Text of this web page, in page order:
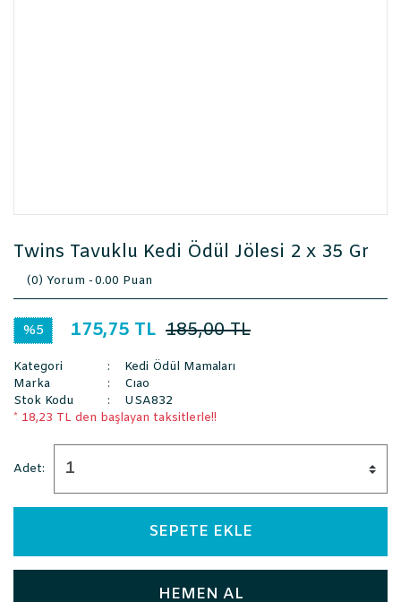
Twins Tavuklu Kedi Ödül Jölesi 2 x 35 Gr
(0) Yorum -0.00 Puan
%5 175,75 TL 185,00 TL
Kategori
Kedi Ödül Mamaları
Marka
Cıao
Stok Kodu
USA832
* 18,23 TL den başlayan taksitlerle!!
Adet:
SEPETE EKLE
HEMEN AL